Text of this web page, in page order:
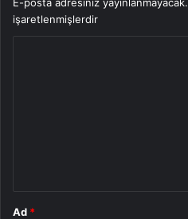
işaretlenmişlerdir
Ad *